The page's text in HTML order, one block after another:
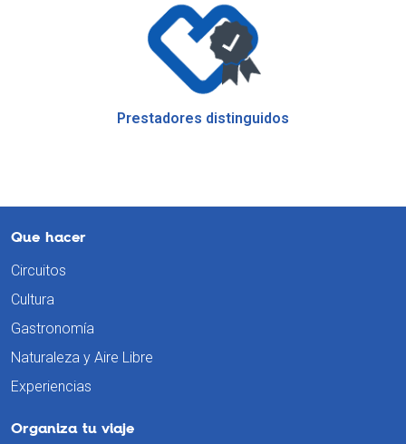
Prestadores distinguidos
Que hacer
Circuitos
Cultura
Gastronomía
Naturaleza y Aire Libre
Experiencias
Organiza tu viaje